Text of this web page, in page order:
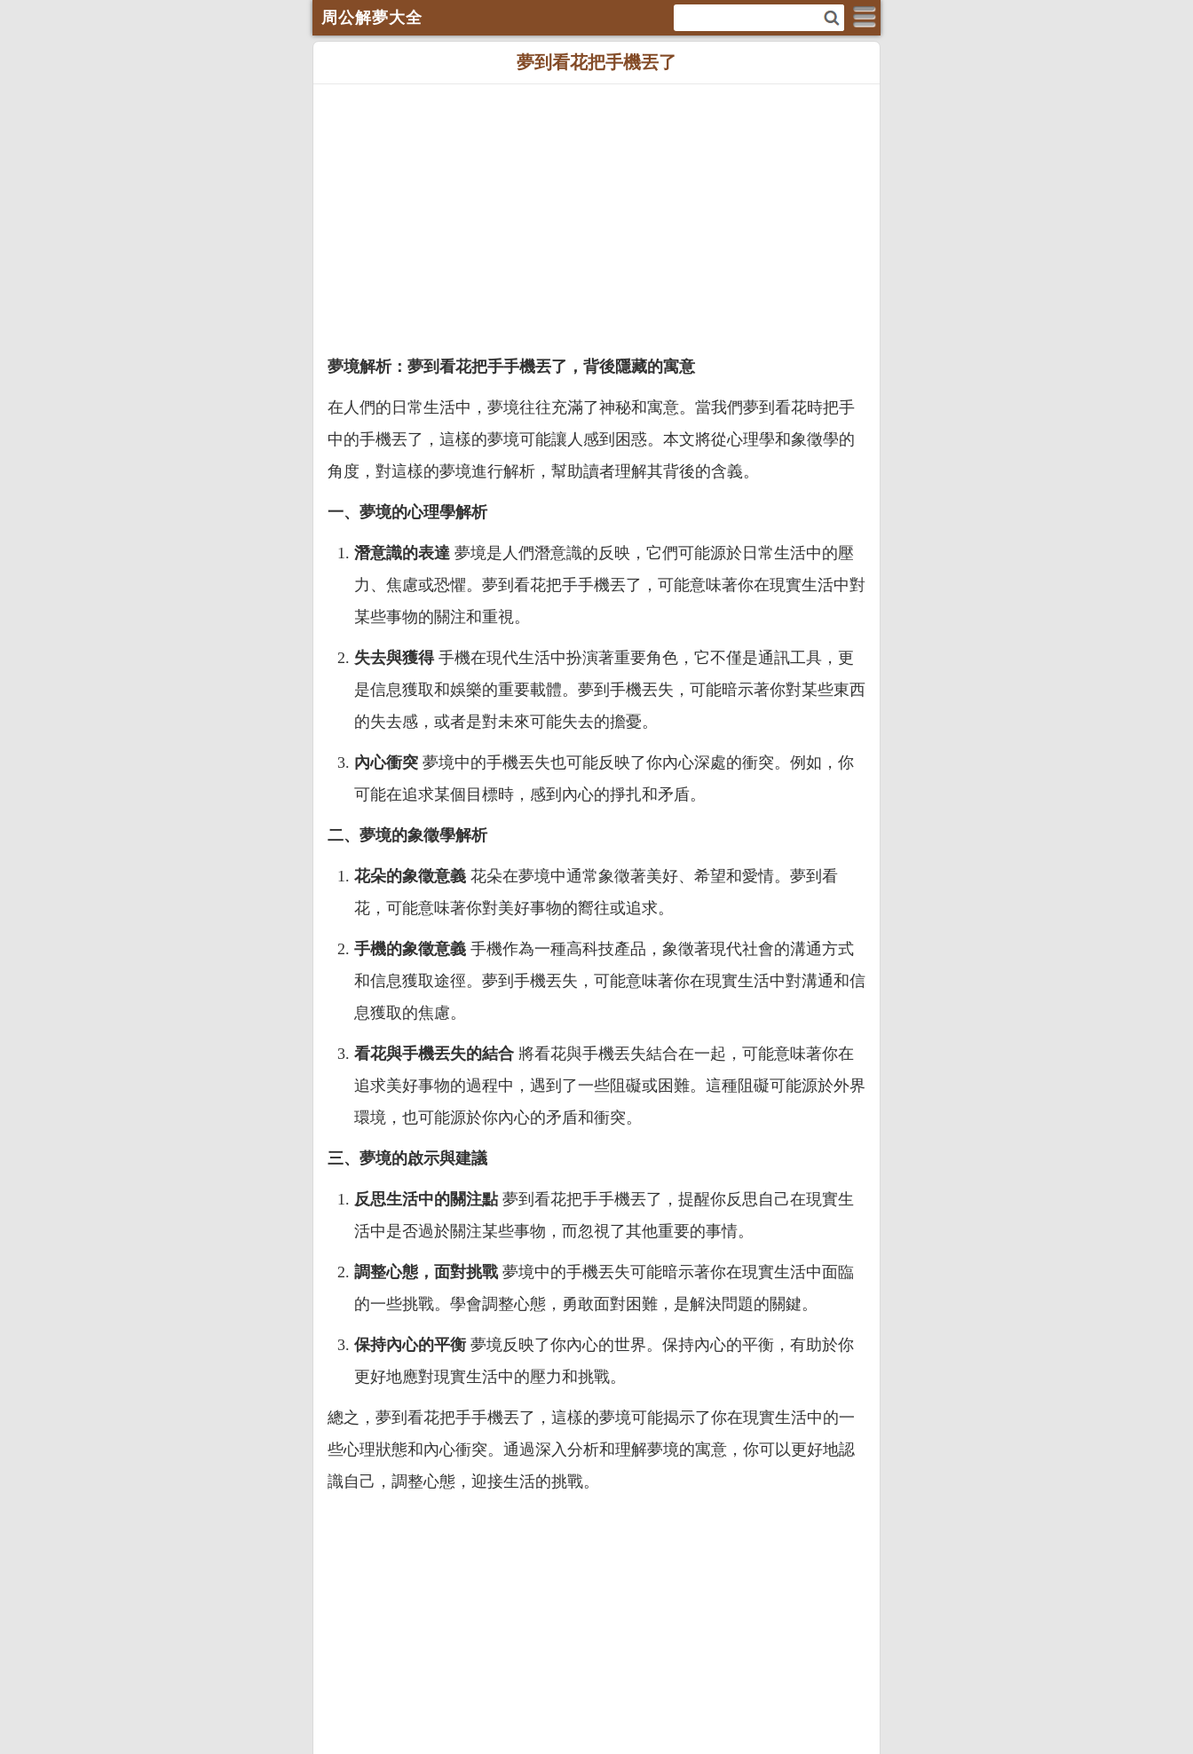
周公解夢大全
夢到看花把手機丟了
夢境解析：夢到看花把手手機丟了，背後隱藏的寓意
在人們的日常生活中，夢境往往充滿了神秘和寓意。當我們夢到看花時把手
中的手機丟了，這樣的夢境可能讓人感到困惑。本文將從心理學和象徵學的
角度，對這樣的夢境進行解析，幫助讀者理解其背後的含義。
一、夢境的心理學解析
潛意識的表達 夢境是人們潛意識的反映，它們可能源於日常生活中的壓
力、焦慮或恐懼。夢到看花把手手機丟了，可能意味著你在現實生活中對
某些事物的關注和重視。
失去與獲得手機在現代生活中扮演著重要角色，它不僅是通訊工具，更
是信息獲取和娛樂的重要載體。夢到手機丟失，可能暗示著你對某些東西
的失去感，或者是對未來可能失去的擔憂。
內心衝突 夢境中的手機丟失也可能反映了你內心深處的衝突。例如，你
可能在追求某個目標時，感到內心的掙扎和矛盾。
二、夢境的象徵學解析
花朵的象徵意義 花朵在夢境中通常象徵著美好、希望和愛情。夢到看
花，可能意味著你對美好事物的嚮往或追求。
手機的象徵意義 手機作為一種高科技產品，象徵著現代社會的溝通方式
和信息獲取途徑。夢到手機丟失，可能意味著你在現實生活中對溝通和信
息獲取的焦慮。
看花與手機丟失的結合 將看花與手機丟失結合在一起，可能意味著你在
追求美好事物的過程中，遇到了一些阻礙或困難。這種阻礙可能源於外界
環境，也可能源於你內心的矛盾和衝突。
三、夢境的啟示與建議
反思生活中的關注點夢到看花把手手機丟了，提醒你反思自己在現實生
活中是否過於關注某些事物，而忽視了其他重要的事情。
調整心態，面對挑戰夢境中的手機丟失可能暗示著你在現實生活中面臨
的一些挑戰。學會調整心態，勇敢面對困難，是解決問題的關鍵。
保持內心的平衡 夢境反映了你內心的世界。保持內心的平衡，有助於你
更好地應對現實生活中的壓力和挑戰。
總之，夢到看花把手手機丟了，這樣的夢境可能揭示了你在現實生活中的一
些心理狀態和內心衝突。通過深入分析和理解夢境的寓意，你可以更好地認
識自己，調整心態，迎接生活的挑戰。